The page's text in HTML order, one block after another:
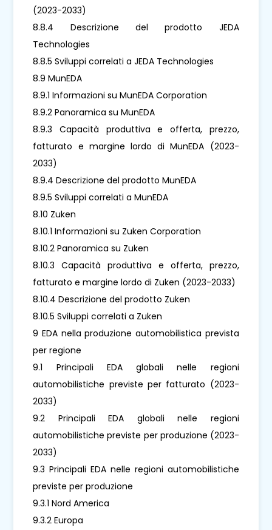
(2023-2033)
8.8.4 Descrizione del prodotto JEDA
Technologies
8.8.5 Sviluppi correlati a JEDA Technologies
8.9 MunEDA
8.9.1 Informazioni su MunEDA Corporation
8.9.2 Panoramica su MunEDA
8.9.3 Capacità produttiva e offerta, prezzo,
fatturato e margine lordo di MunEDA (2023-
2033)
8.9.4 Descrizione del prodotto MunEDA
8.9.5 Sviluppi correlati a MunEDA
8.10 Zuken
8.10.1 Informazioni su Zuken Corporation
8.10.2 Panoramica su Zuken
8.10.3 Capacità produttiva e offerta, prezzo,
fatturato e margine lordo di Zuken (2023-2033)
8.10.4 Descrizione del prodotto Zuken
8.10.5 Sviluppi correlati a Zuken
9 EDA nella produzione automobilistica prevista
per regione
9.1 Principali EDA globali nelle regioni
automobilistiche previste per fatturato (2023-
2033)
9.2 Principali EDA globali nelle regioni
automobilistiche previste per produzione (2023-
2033)
9.3 Principali EDA nelle regioni automobilistiche
previste per produzione
9.3.1 Nord America
9.3.2 Europa